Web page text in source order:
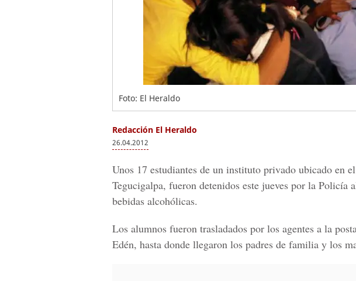
Foto: El Heraldo
Redacción El Heraldo
26.04.2012
Unos 17 estudiantes de un instituto privado ubicado en
Tegucigalpa, fueron detenidos este jueves por la Policía
bebidas alcohólicas.
Los alumnos fueron trasladados por los agentes a la
Edén, hasta donde llegaron los padres de familia y los